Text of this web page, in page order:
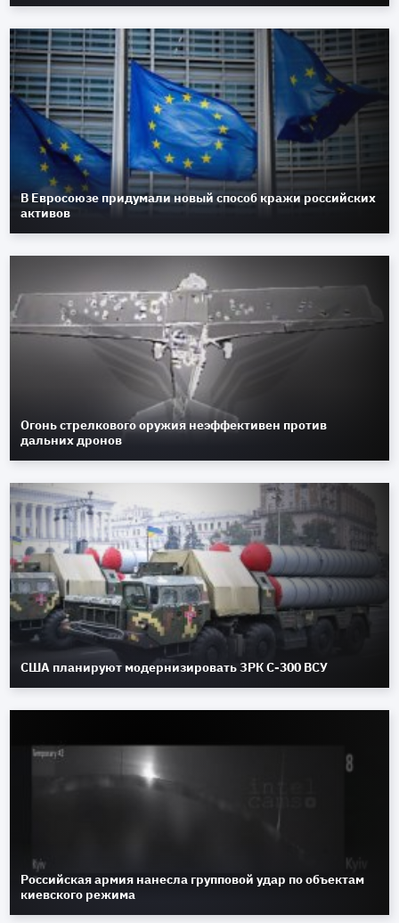
В Евросоюзе придумали новый способ кражи российских
активов
Огонь стрелкового оружия неэффективен против
дальних дронов
США планируют модернизировать ЗРК С-300 ВСУ
Российская армия нанесла групповой удар по объектам
киевского режима